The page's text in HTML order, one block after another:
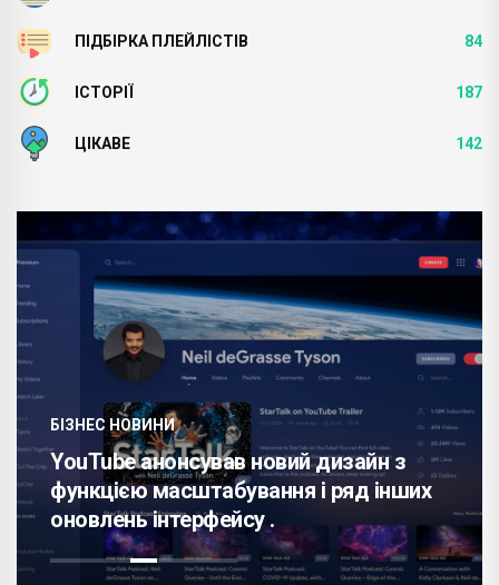
ПІДБІРКА ПЛЕЙЛІСТІВ 84
ІСТОРІЇ 187
ЦІКАВЕ 142
БІЗНЕС НОВИНИ
YouTube анонсував новий дизайн з
функцією масштабування і ряд інших
оновлень інтерфейсу .